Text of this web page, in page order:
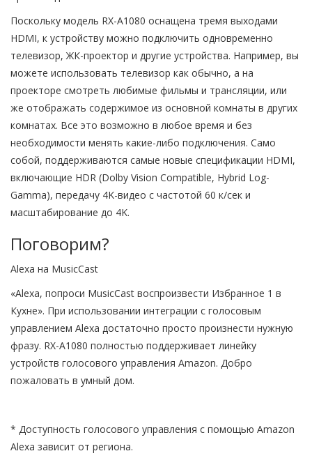
Поскольку модель RX-A1080 оснащена тремя выходами
HDMI, к устройству можно подключить одновременно
телевизор, ЖК-проектор и другие устройства. Например, вы
можете использовать телевизор как обычно, а на
проекторе смотреть любимые фильмы и трансляции, или
же отображать содержимое из основной комнаты в других
комнатах. Все это возможно в любое время и без
необходимости менять какие-либо подключения. Само
собой, поддерживаются самые новые спецификации HDMI,
включающие HDR (Dolby Vision Compatible, Hybrid Log-
Gamma), передачу 4K-видео с частотой 60 к/сек и
масштабирование до 4K.
Поговорим?
Alexa на MusicCast
«Alexa, попроси MusicCast воспроизвести Избранное 1 в
Кухне». При использовании интеграции с голосовым
управлением Alexa достаточно просто произнести нужную
фразу. RX-A1080 полностью поддерживает линейку
устройств голосового управления Amazon. Добро
пожаловать в умный дом.
* Доступность голосового управления с помощью Amazon
Alexa зависит от региона.